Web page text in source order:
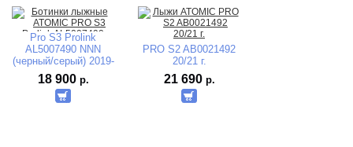
Pro S3 Prolink
AL5007490 NNN
(черный/серый) 2019-
2020
18 900 р.
PRO S2 AB0021492
20/21 г.
21 690 р.